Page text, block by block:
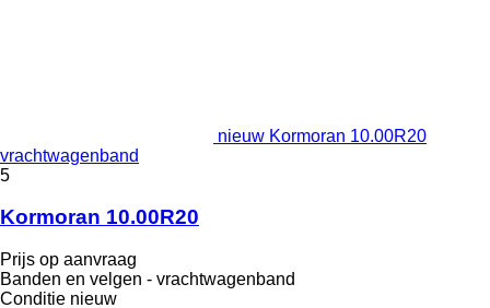
nieuw Kormoran 10.00R20
vrachtwagenband
5
Kormoran 10.00R20
Prijs op aanvraag
Banden en velgen - vrachtwagenband
Conditie nieuw